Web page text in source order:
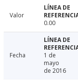
Valor
0.00
Fecha
1 de
mayo
de 2016